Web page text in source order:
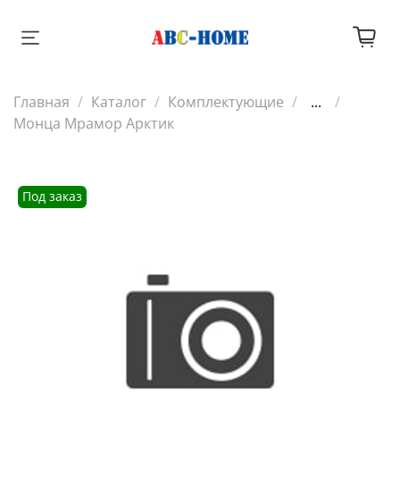
Главная Каталог Комплектующие
...
Монца Мрамор Арктик
Под заказ